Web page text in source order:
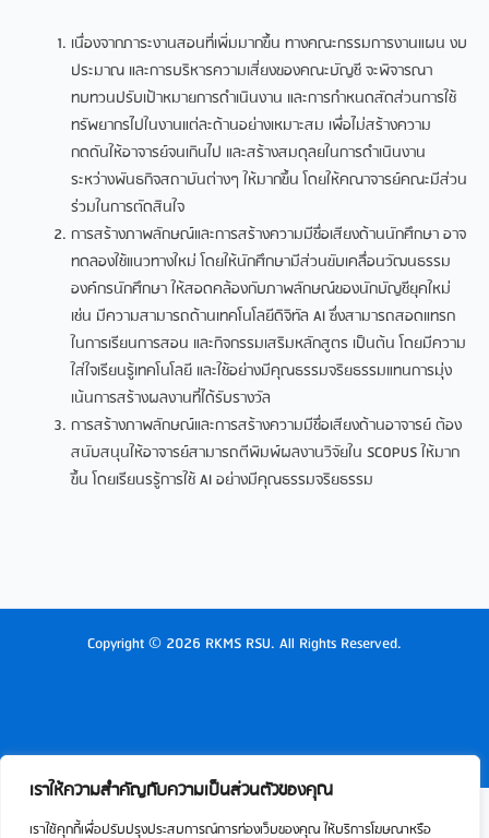
เราให้ความสำคัญกับความเป็นส่วนตัวของคุณ
เราใช้คุกกี้เพื่อปรับปรุงประสบการณ์การท่องเว็บของคุณ ให้บริการโฆษณาหรือ
เนื่องจากภาระงานสอนที่เพิ่มมากขึ้น ทางคณะกรรมการงานแผน งบ
ประมาณ และการบริหารความเสี่ยงของคณะบัญชี จะพิจารณา
ทบทวนปรับเป้าหมายการดำเนินงาน และการกำหนดสัดส่วนการใช้
ทรัพยากรไปในงานแต่ละด้านอย่างเหมาะสม เพื่อไม่สร้างความ
กดดันให้อาจารย์จนเกินไป และสร้างสมดุลยในการดำเนินงาน
ระหว่างพันธกิจสถาบันต่างๆ ให้มากขึ้น โดยให้คณาจารย์คณะมีส่วน
ร่วมในการตัดสินใจ
การสร้างภาพลักษณ์และการสร้างความมีชื่อเสียงด้านนักศึกษา อาจ
ทดลองใช้แนวทางใหม่ โดยให้นักศึกษามีส่วนขับเคลื่อนวัฒนธรรม
องค์กรนักศึกษา ให้สอดคล้องกับภาพลักษณ์ของนักบัญชียุคใหม่
เช่น มีความสามารถด้านเทคโนโลยีดิจิทัล AI ซึ่งสามารถสอดแทรก
ในการเรียนการสอน และกิจกรรมเสริมหลักสูตร เป็นต้น โดยมีความ
ใส่ใจเรียนรู้เทคโนโลยี และใช้อย่างมีคุณธรรมจริยธรรมแทนการมุ่ง
เน้นการสร้างผลงานที่ได้รับรางวัล
การสร้างภาพลักษณ์และการสร้างความมีชื่อเสียงด้านอาจารย์ ต้อง
สนับสนุนให้อาจารย์สามารถตีพิมพ์ผลงานวิจัยใน SCOPUS ให้มาก
ขึ้น โดยเรียนรรู้การใช้ AI อย่างมีคุณธรรมจริยธรรม
Copyright © 2026 RKMS RSU. All Rights Reserved.